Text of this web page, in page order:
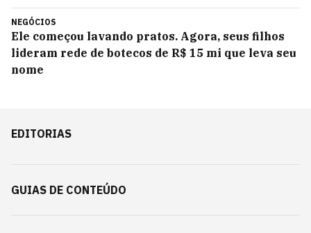
NEGÓCIOS
Ele começou lavando pratos. Agora, seus filhos
lideram rede de botecos de R$ 15 mi que leva seu
nome
EDITORIAS
GUIAS DE CONTEÚDO